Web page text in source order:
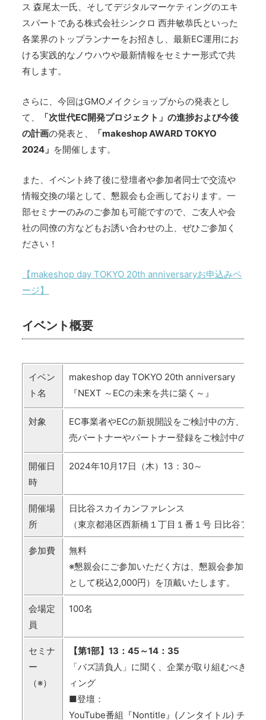
ス 森尾太一氏、そしてデジタルマーケティングのエキ
スパートである株式会社シンクロ 西井敏恭氏といった
各業界のトップランナーをお招きし、最新EC運用にお
ける実践的なノウハウや最新情報をセミナー形式で共
有します。
さらに、今回はGMOメイクショップからの発表とし
て、
「次世代EC開発プロジェクト」の進捗および今後
の計画の発表と、
「makeshop AWARD TOKYO
2024」 を開催します。
また、イベント終了後に登壇者や参加者同士で交流や
情報交換の場として、懇親会も企画しております。一
部セミナーのみのご参加も可能ですので、ご友人や会
社の同僚の方などもお誘い合わせの上、ぜひご参加く
ださい！
【makeshop day TOKYO 20th anniversaryお申込みペ
ージ】
イベント概要
イベン
ト名
makeshop day TOKYO 20th anniversary
『NEXT ～ECの未来を共に築く～』
対象
EC事業者やECの新規開設をご検討中の方、
売パートナーやパートナー登録をご検討中の方
開催日
時
2024年10月17日（木）13：30～
開催場
所
日比谷スカイカンファレンス
（東京都港区西新橋１丁目１番１号 日比谷フォ
参加費
無料
※懇親会にご参加いただく方は、懇親会参加費（
として税込2,000円）を頂戴いたします。
会場定
員
100名
セミナ
ー
（※）
【第1部】13：45～14：35
「バズ請負人」に聞く、企業が取り組むべきこ
ィング
■登壇：
YouTube番組『Nontitle』(ノンタイトル) チーフ